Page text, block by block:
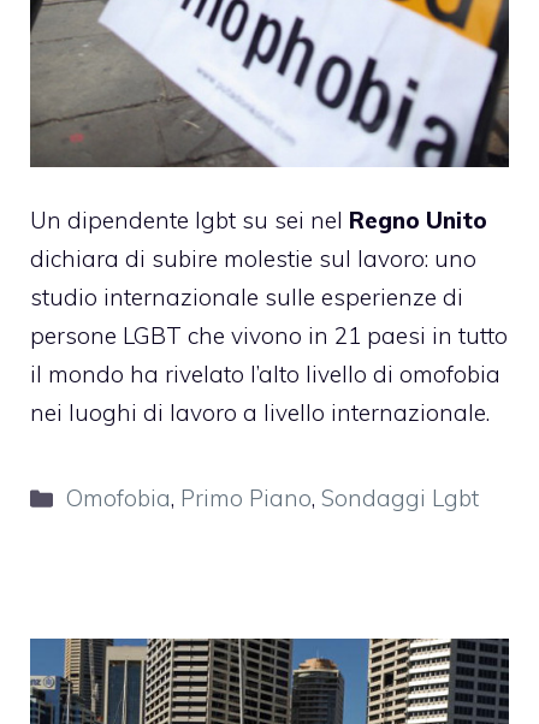
Un dipendente lgbt su sei nel Regno Unito
dichiara di subire molestie sul lavoro: uno
studio internazionale sulle esperienze di
persone LGBT che vivono in 21 paesi in tutto
il mondo ha rivelato l’alto livello di omofobia
nei luoghi di lavoro a livello internazionale.
Categorie
Omofobia, Primo Piano,Sondaggi Lgbt